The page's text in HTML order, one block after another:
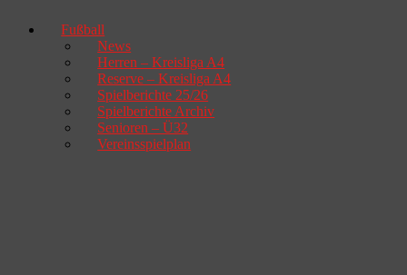
Fußball
News
Herren – Kreisliga A4
Reserve – Kreisliga A4
Spielberichte 25/26
Spielberichte Archiv
Senioren – Ü32
Vereinsspielplan